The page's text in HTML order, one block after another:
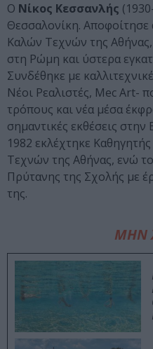
Ο Νίκος Κεσσανλής
Θεσσαλονίκη.
Καλών Τεχνών της
στη Ρώμη και ύστερα
Συνδέθηκε με
Νέοι Ρεαλιστές, Mec Art-
τρόπους και νέα μέσα
σημαντικές εκθέσεις
1982 εκλέχτηκε
Τεχνών της Αθήνας, ενώ
Πρύτανης της Σχολής με
της.
ΜΗΝ